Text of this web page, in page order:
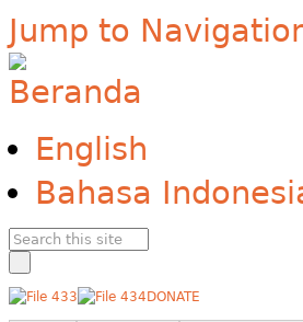
Jump to
English
Bahasa
DONATE